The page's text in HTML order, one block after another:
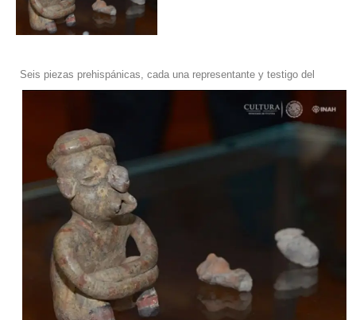
Seis piezas prehispánicas, cada una representante y testigo del